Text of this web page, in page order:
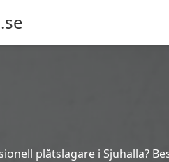
plåtslagare i Sjuhalla?